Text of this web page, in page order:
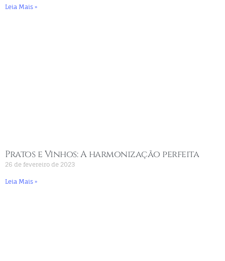
Leia Mais »
Pratos e Vinhos: A harmonização perfeita
26 de fevereiro de 2023
Leia Mais »